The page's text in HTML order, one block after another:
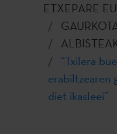
ETXEPARE
“Txilera
erabiltzearen
diet ikasleei”